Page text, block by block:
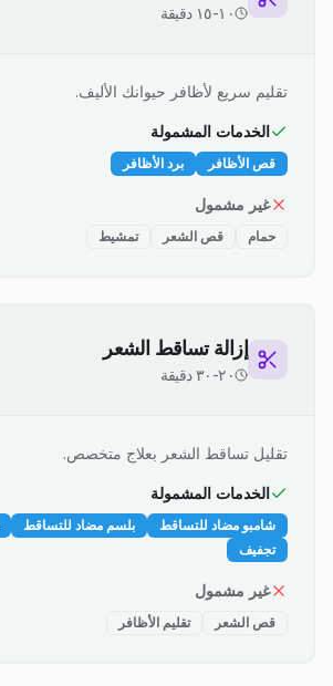
١٠-١٥ دقيقة
تقليم سريع لأظافر حيوانك الأليف.
الخدمات المشمولة
قص الأظافر برد الأظافر
غير مشمول
حمام قص الشعر تمشيط
إزالة تساقط الشعر
٢٠-٣٠ دقيقة
تقليل تساقط الشعر بعلاج متخصص.
الخدمات المشمولة
شامبو مضاد للتساقط بلسم مضاد للتساقط
تجفيف
غير مشمول
قص الشعر تقليم الأظافر